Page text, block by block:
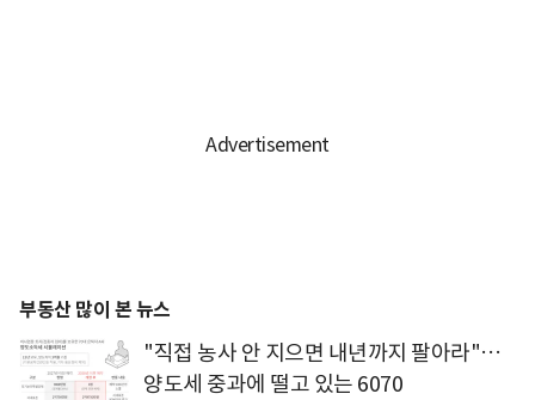
부동산 많이 본 뉴스
"직접 농사 안 지으면 내년까지 팔아라"…
양도세 중과에 떨고 있는 6070